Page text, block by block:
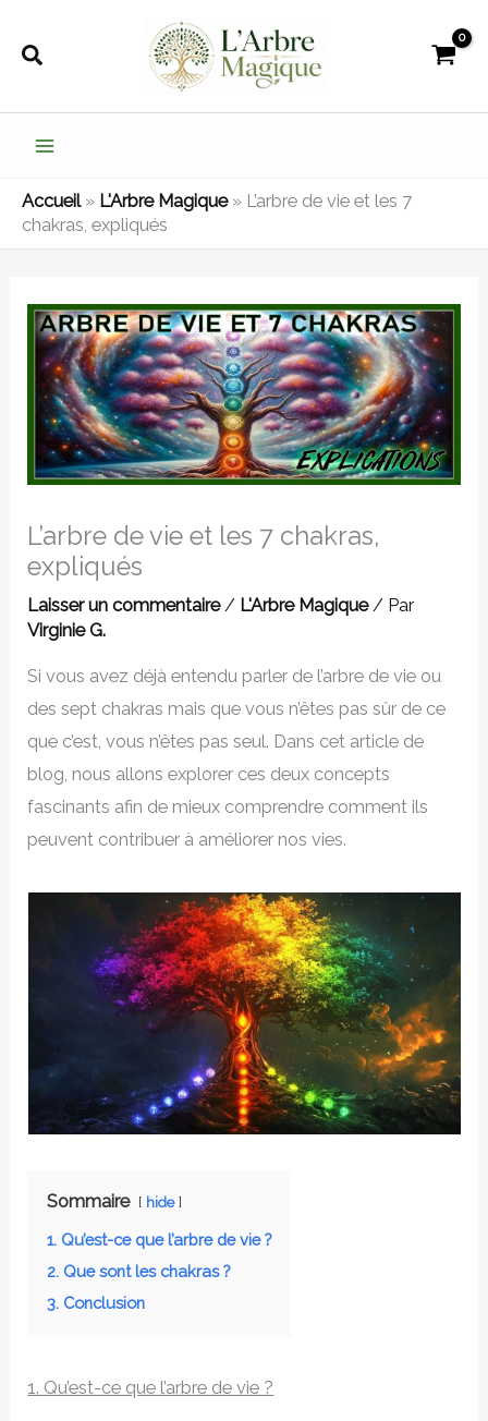
Rechercher
Accueil» L'Arbre Magique» L’arbre de vie et les 7
chakras, expliqués
L’arbre de vie et les 7 chakras,
expliqués
Laisser un commentaire / L'Arbre Magique/ Par
Virginie G.
Si vous avez déjà entendu parler de l’arbre de vie ou
des sept chakras mais que vous n’êtes pas sûr de ce
que c’est, vous n’êtes pas seul. Dans cet article de
blog, nous allons explorer ces deux concepts
fascinants afin de mieux comprendre comment ils
peuvent contribuer à améliorer nos vies.
Sommaire hide
1. Qu’est-ce que l’arbre de vie ?
2. Que sont les chakras ?
3. Conclusion
1. Qu’est-ce que l’arbre de vie ?